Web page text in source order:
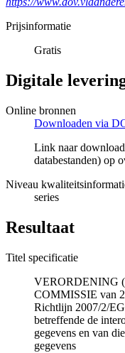
Prijsinformatie
Gratis
Digitale
Online bronnen
Downloaden via
Link naar
databestanden) op
Niveau
series
Resultaat
Titel specificatie
VERORDENING
COMMISSIE van
Richtlijn 2007/2/EG
betreffende de
gegevens en van
gegevens